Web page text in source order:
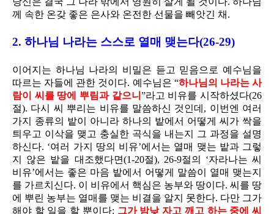
께 속한 온갖 좋은 은사와 온전한 선물을 빼앗긴 채.
2. 하나님 나라는 스스로 열매 맺는다(26-29)
이어지는 하나님 나라의 비밀은 듣고 믿음으로 예수님을
따르는 자들에 관한 것이다. 예수님은 “하나님의 나라는 사
람이 씨를 땅에 뿌림과 같으니 ”라고 비유를 시작하셨다(26
절). 다시 씨 뿌리는 비유를 말씀하신 것인데, 이번엔 여러
가지 종류의 밭이 아니라 하나의 밭에서 어떻게 씨가 싹을
틔우고 이삭을 맺고 충실한 곡식을 내는지 그 과정을 설명
하신다. ‘여러 가지 땅의 비유’에서는 열매 맺는 밭과 그렇
지 않은 밭을 대조했다면(1-20절), 26-9절의 ‘자라나는 씨
비유’에서는 좋은 마음 밭에서 어떻게 말씀이 열매 맺는지
를 가르치신다. 이 비유에서 핵심은 농부와 땅이다. 씨를 땅
에 뿌린 농부는 열매를 맺는 비결을 알지 못한다. 다만 그가
해야 할 일을 할 뿐이다: 그가 밤낮 자고 깨고 하는 중에 씨